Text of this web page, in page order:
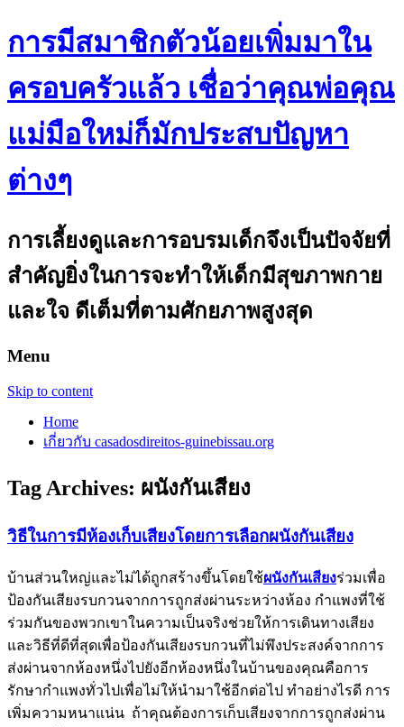
การมีสมาชิกตัวน้อยเพิ่มมาใน
ครอบครัวแล้ว เชื่อว่าคุณพ่อคุณ
แม่มือใหม่ก็มักประสบปัญหา
ต่างๆ
การเลี้ยงดูและการอบรมเด็กจึงเป็นปัจจัยที่
สำคัญยิ่งในการจะทำให้เด็กมีสุขภาพกาย
และใจ ดีเต็มที่ตามศักยภาพสูงสุด
Menu
Skip to content
Home
เกี่ยวกับ casadosdireitos-guinebissau.org
Tag Archives: ผนังกันเสียง
วิธีในการมีห้องเก็บเสียงโดยการเลือกผนังกันเสียง
บ้านส่วนใหญ่และไม่ได้ถูกสร้างขึ้นโดยใช้ผนังกันเสียงร่วมเพื่อ
ป้องกันเสียงรบกวนจากการถูกส่งผ่านระหว่างห้อง กำแพงที่ใช้
ร่วมกันของพวกเขาในความเป็นจริงช่วยให้การเดินทางเสียง
และวิธีที่ดีที่สุดเพื่อป้องกันเสียงรบกวนที่ไม่พึงประสงค์จากการ
ส่งผ่านจากห้องหนึ่งไปยังอีกห้องหนึ่งในบ้านของคุณคือการ
รักษากำแพงทั่วไปเพื่อไม่ให้นำมาใช้อีกต่อไป ทำอย่างไรดี การ
เพิ่มความหนาแน่น ถ้าคุณต้องการเก็บเสียงจากการถูกส่งผ่าน